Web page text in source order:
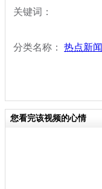
关键词：
分类名称： 热点新闻
您看完该视频的心情